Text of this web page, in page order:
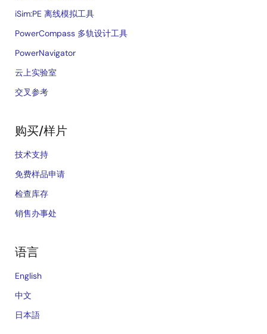
iSim:PE 离线模拟工具
PowerCompass 多轨设计工具
PowerNavigator
云上实验室
交叉参考
购买/样片
技术支持
免费样品申请
检查库存
销售办事处
语言
English
中文
日本語